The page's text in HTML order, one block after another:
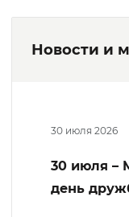
Новости и
30 июля 2026
30 июля –
день